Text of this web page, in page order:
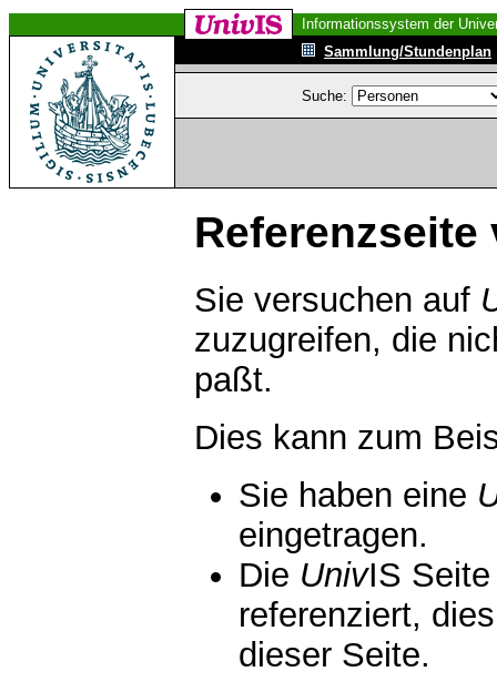
Informationssystem der
Sammlung/Stundenplan
Suche:
Referenzseite
Sie versuchen auf
zuzugreifen, die
paßt.
Dies kann zum
Sie haben eine
eingetragen.
Die UnivIS
referenziert,
dieser Seite.